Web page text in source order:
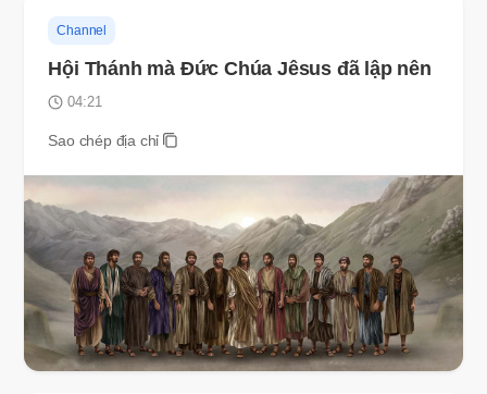
Channel
Hội Thánh mà Đức Chúa Jêsus đã lập nên
04:21
Sao chép địa chỉ